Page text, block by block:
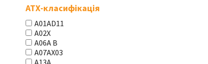
АТХ-класифікація
A01AD11
A02X
A06A В
A07AX03
A13A